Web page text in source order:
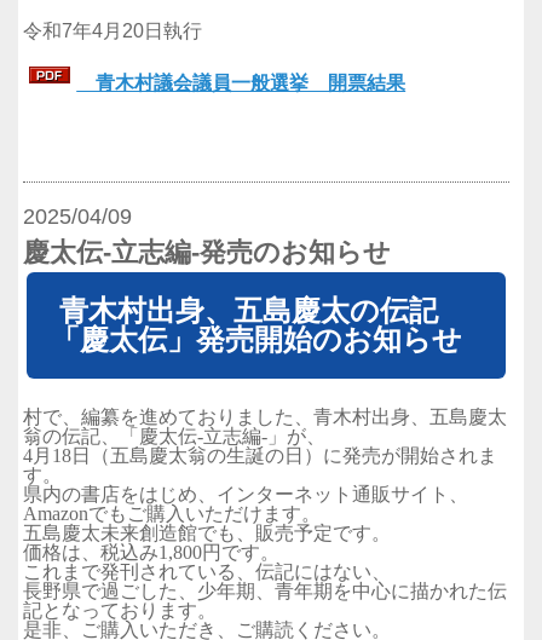
令和7年4月20日執行
青木村議会議員一般選挙 開票結果
2025/04/09
慶太伝-立志編-発売のお知らせ
青木村出身、五島慶太の伝記
「慶太伝」発売開始のお知らせ
村で、編纂を進めておりました、青木村出身、五島慶太
翁の伝記、「慶太伝-立志編-」が、
4月18日（五島慶太翁の生誕の日）に発売が開始されま
す。
県内の書店をはじめ、インターネット通販サイト、
Amazonでもご購入いただけます。
五島慶太未来創造館でも、販売予定です。
価格は、税込み1,800円です。
これまで発刊されている、伝記にはない、
長野県で過ごした、少年期、青年期を中心に描かれた伝
記となっております。
是非、ご購入いただき、ご購読ください。